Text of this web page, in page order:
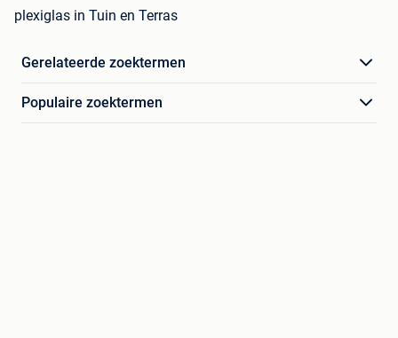
plexiglas in Tuin en Terras
Gerelateerde zoektermen
Populaire zoektermen